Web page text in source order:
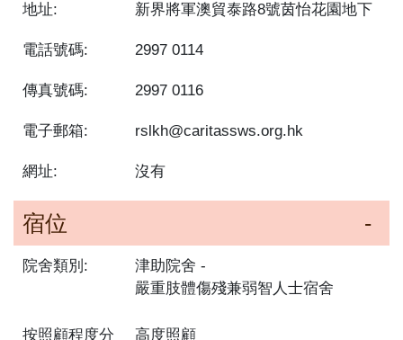
地址: 新界將軍澳貿泰路8號茵怡花園地下
電話號碼: 2997 0114
傳真號碼: 2997 0116
電子郵箱: rslkh@caritassws.org.hk
網址: 沒有
宿位
院舍類別:
津助院舍
嚴重肢體傷殘兼弱智人士宿舍
按照顧程度分
高度照顧